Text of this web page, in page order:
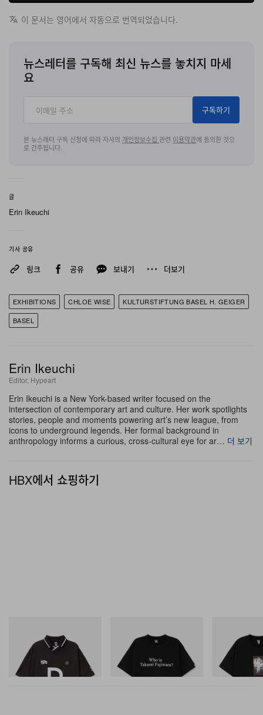
의 ‘천사’라면, 우리는 이미 믿음이 가지 않을 수 없다.
9월 6일까지 이어지는 이번 프레젠테이션은, 미지의 세계
와 오래도록 엮여 온 인류의 역사를 탐구한다. 동시에 이 나
에서 열리는 캐나다 출신 아티스트의 첫 전시이자, 지금까
지 가장 야심 차게 추진해 온 영화 프로젝트를 동반한 쇼이
기도 하다. Samuel Leuenberger가 큐레이션을 맡았으
며, 세 개의 몰입형 공간과 출판물이 신작 영화를 중심 축으
PsyFi*는 각자 하나의 형이상학적 현상을 구현한 듯한, 인
상적인 협업 캐스트를 불러 모은다. Lucas Bravo,
Greenberg, Sumney를 비롯해 City Girls의 스타가 사탄
의 전 아내 역할을 맡고, Martine Syms와 Martine
Gutierrez는 (Victoria’s Secret) 엔젤로 등장한다. 한편
Wise 본인은 눈을 동그랗게 뜬 외계인으로 변신한다.
시와 외계 신화를 소재로, 신성한 발현과 오늘날 회자되는
째 공간이 그린룸과 우주선 사이의 경계를 흐리며 마치 무
대 뒤편에 숨겨진 예배실처럼 관람객을 맞이한다. 이곳은
믿음을 고정된 교리 체계가 아닌, 문화적·신화적·사회적 유
이 문서는 영어에서 자동으로 번역되었습니다.
뉴스레터를 구독해 최신 뉴스를 놓치지 마세
요
구독하기
본 뉴스레터 구독 신청에 따라 자사의 개인정보수집 관련 이용약관에 동의한 것으
로 간주됩니다.
글
Erin Ikeuchi
기사 공유
링크 공유 보내기 더보기
EXHIBITIONS CHLOE WISE
KULTURSTIFTUNG BASEL H. GEIGER
BASEL
Erin Ikeuchi
Editor, Hypeart
Erin Ikeuchi is a New York-based writer focused on the
intersection of contemporary art and culture. Her work spotlights
stories, people and moments powering art’s new league, from
icons to underground legends. Her formal background in
anthropology informs a curious, cross-cultural eye for ar… 더 보기
HBX에서 쇼핑하기
Billionaire Boys Club X Initial
D Game Shirt
쇼핑하기
Billionaire Boys Club X Initial
D Cotton T-Shirt 3
쇼핑하기
BILLIONAIRE
INITIAL D
쇼핑하기